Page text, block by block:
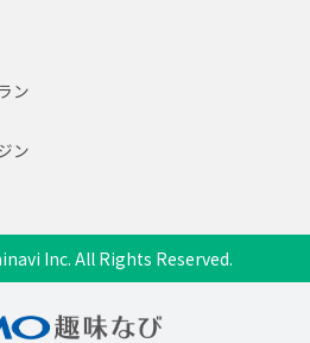
ン
ン
Inc. All Rights Reserved.